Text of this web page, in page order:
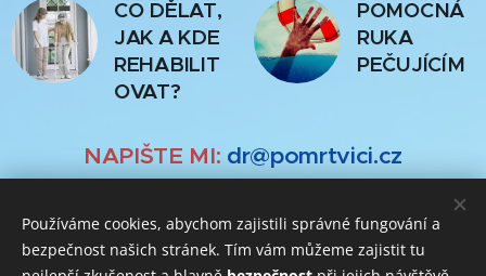
CO DĚLAT,
JAK A KDE
REHABILIT
OVAT?
POMOCNÁ
RUKA
PEČUJÍCÍM
NAPIŠTE MI: dr@pomrtvici.cz
MUDr. Václav Lukáš, dr(zavináč)pomrtvici.cz, +420
775 5415424, www.pomrtvici.cz
Používáme cookies, abychom zajistili správné fungování a
bezpečnost našich stránek. Tím vám můžeme zajistit tu